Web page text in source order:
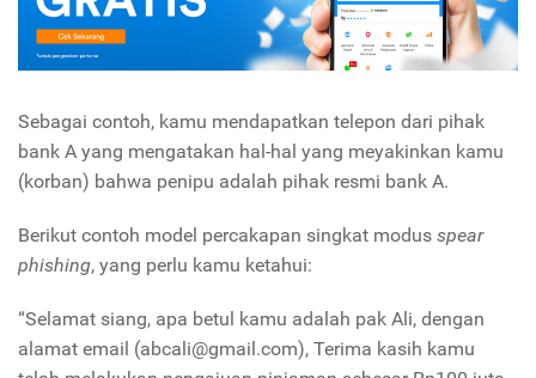
Sebagai contoh, kamu mendapatkan telepon dari pihak
bank A yang mengatakan hal-hal yang meyakinkan kamu
(korban) bahwa penipu adalah pihak resmi bank A.
Berikut contoh model percakapan singkat modus spear
phishing, yang perlu kamu ketahui:
“Selamat siang, apa betul kamu adalah pak Ali, dengan
alamat email (abcali@gmail.com), Terima kasih kamu